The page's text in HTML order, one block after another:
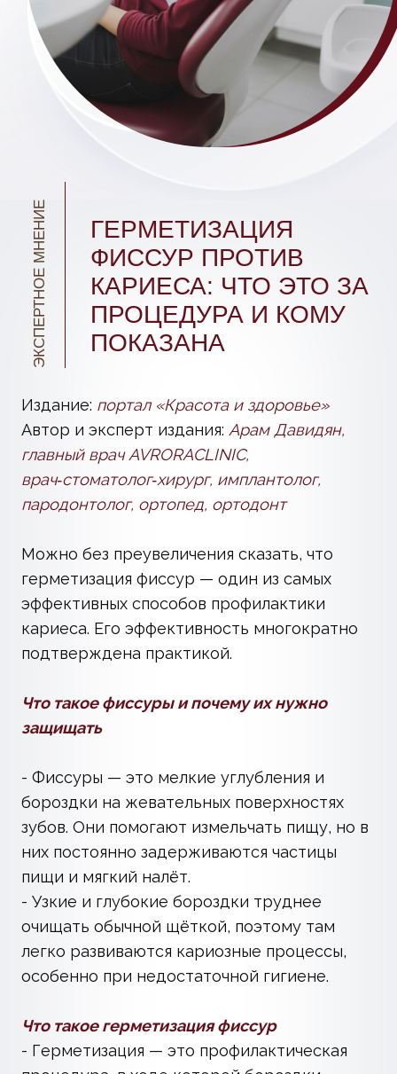
ГЕРМЕТИЗАЦИЯ
ФИССУР ПРОТИВ
КАРИЕСА: ЧТО ЭТО ЗА
ПРОЦЕДУРА И КОМУ
ПОКАЗАНА
главный врач AVRORACLINIC,
врач‑стоматолог‑хирург, имплантолог,
пародонтолог, ортопед, ортодонт
Можно без преувеличения сказать, что
герметизация фиссур — один из самых
эффективных способов профилактики
кариеса. Его эффективность многократно
подтверждена практикой.
защищать
- Фиссуры — это мелкие углубления и
бороздки на жевательных поверхностях
зубов. Они помогают измельчать пищу, но в
пищи и мягкий налёт.
очищать обычной щёткой, поэтому там
легко развиваются кариозные процессы,
особенно при недостаточной гигиене.
- Герметизация — это профилактическая
процедура, в ходе которой бороздки
- Современные герметики устойчивы к
износу; при правильном уходе и рационе
эмали.
Показания к процедуре
- Ранний возраст: чаще всего рекомендуют
детям после прорезывания постоянных
«шестёрок», около 10–12 лет для
«семёрок»). Эти зубы труднее очищать и
более уязвимы.
- Частые кариозные поражения в анамнезе
— процедура актуальна и для взрослых.
- Глубокие и узкие фиссуры, которые
взрослые, испытывающие трудности с
регулярной и качественной чисткой зубов.